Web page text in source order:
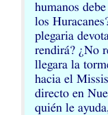
humanos
los
plegaria
rendirá? ¿No
llegara la
hacia el
directo en
quién le